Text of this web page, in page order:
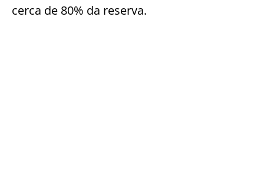
cerca de 80% da reserva.